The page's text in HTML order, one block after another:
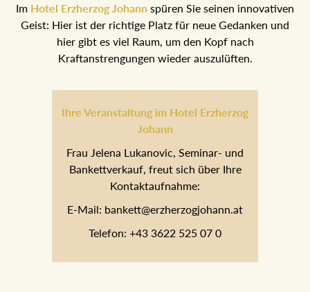
gibt es viel Raum, um den Kopf nach Kraftanstrengungen
wieder auszulüften.
Frau Jelena Lukanovic, Seminar- und
Bankettverkauf, freut sich über Ihre
Kontaktaufnahme:
E-Mail: bankett@erzherzogjohann.at